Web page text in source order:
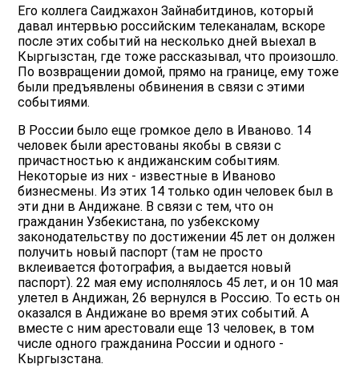
Его коллега Саиджахон Зайнабитдинов, который
давал интервью российским телеканалам, вскоре
после этих событий на несколько дней выехал в
Кыргызстан, где тоже рассказывал, что произошло.
По возвращении домой, прямо на границе, ему тоже
были предъявлены обвинения в связи с этими
событиями.
В России было еще громкое дело в Иваново. 14
человек были арестованы якобы в связи с
причастностью к андижанским событиям.
Некоторые из них - известные в Иваново
бизнесмены. Из этих 14 только один человек был в
эти дни в Андижане. В связи с тем, что он
гражданин Узбекистана, по узбекскому
законодательству по достижении 45 лет он должен
получить новый паспорт (там не просто
вклеивается фотография, а выдается новый
паспорт). 22 мая ему исполнялось 45 лет, и он 10 мая
улетел в Андижан, 26 вернулся в Россию. То есть он
оказался в Андижане во время этих событий. А
вместе с ним арестовали еще 13 человек, в том
числе одного гражданина России и одного -
Кыргызстана.